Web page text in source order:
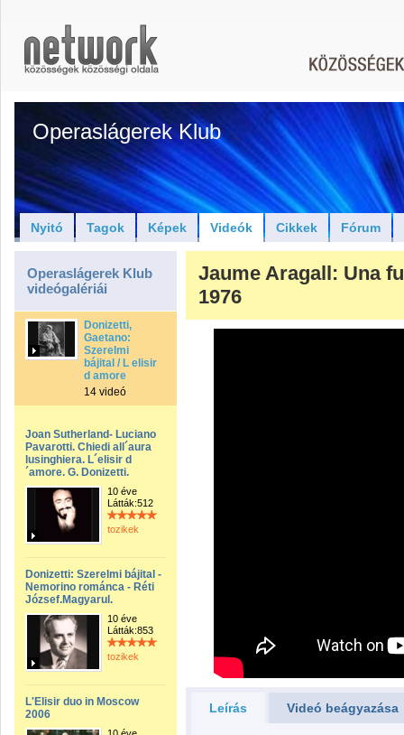
Operaslágerek Klub
Nyitó Tagok Képek Videók Cikkek Fórum
Operaslágerek Klub
videógalériái
Donizetti,
Gaetano:
Szerelmi
bájital / L elisir
d amore
14 videó
Joan Sutherland- Luciano
Pavarotti. Chiedi all´aura
lusinghiera. L´elisir d
´amore. G. Donizetti.
10 éve
Látták:512
tozikek
Donizetti: Szerelmi bájital -
Nemorino románca - Réti
József.Magyarul.
10 éve
Látták:853
tozikek
L'Elisir duo in Moscow
2006
Jaume Aragall: Una
1976
Leírás Videó beágyazása